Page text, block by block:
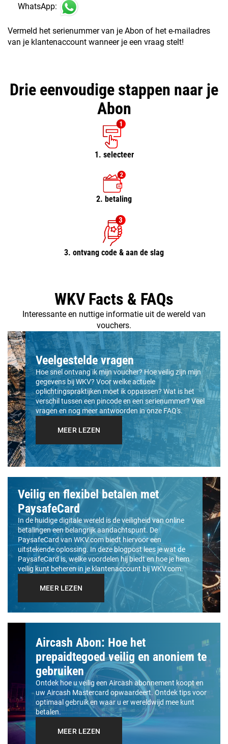
WhatsApp:
Vermeld het serienummer van je Abon of het e-mailadres
van je klantenaccount wanneer je een vraag stelt!
Drie eenvoudige stappen naar je
Abon
1. selecteer
2. betaling
3. ontvang code & aan de slag
WKV Facts & FAQs
Interessante en nuttige informatie uit de wereld van
vouchers.
Veelgestelde vragen
Hoe snel ontvang ik mijn voucher? Hoe veilig zijn mijn
gegevens bij WKV? Voor welke actuele
oplichtingspraktijken moet ik oppassen? Wat is het
verschil tussen een pincode en een serienummer? Veel
vragen en nog meer antwoorden in onze FAQ's.
MEER LEZEN
Veilig en flexibel betalen met
PaysafeCard
In de huidige digitale wereld is de veiligheid van online
betalingen een belangrijk aandachtspunt. De
PaysafeCard van WKV.com biedt hiervoor een
uitstekende oplossing. In deze blogpost lees je wat de
PaysafeCard is, welke voordelen hij biedt en hoe je hem
veilig kunt beheren in je klantenaccount bij WKV.com.
MEER LEZEN
Aircash Abon: Hoe het
prepaidtegoed veilig en anoniem te
gebruiken
Ontdek hoe u veilig een Aircash abonnement koopt en
uw Aircash Mastercard opwaardeert. Ontdek tips voor
optimaal gebruik en waar u er wereldwijd mee kunt
betalen.
MEER LEZEN